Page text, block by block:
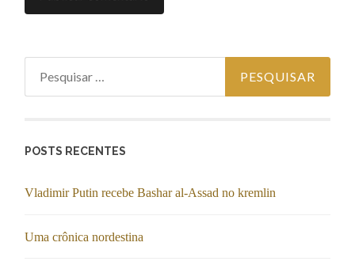
POSTS RECENTES
Vladimir Putin recebe Bashar al-Assad no kremlin
Uma crônica nordestina